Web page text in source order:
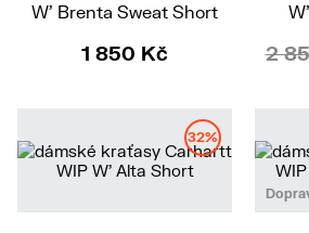
W' Brenta Sweat Short
1 850 Kč 2
32%